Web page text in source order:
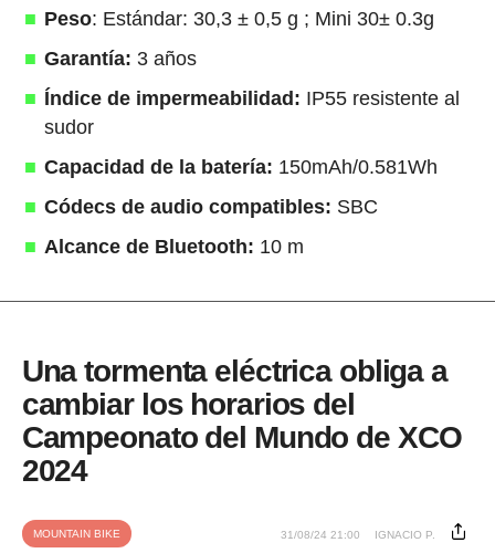
Peso: Estándar: 30,3 ± 0,5 g ; Mini 30± 0.3g
Garantía: 3 años
Índice de impermeabilidad: IP55 resistente al
sudor
Capacidad de la batería: 150mAh/0.581Wh
Códecs de audio compatibles: SBC
Alcance de Bluetooth: 10 m
Una tormenta eléctrica obliga a
cambiar los horarios del
Campeonato del Mundo de XCO
2024
MOUNTAIN BIKE 31/08/24 21:00 IGNACIO P.